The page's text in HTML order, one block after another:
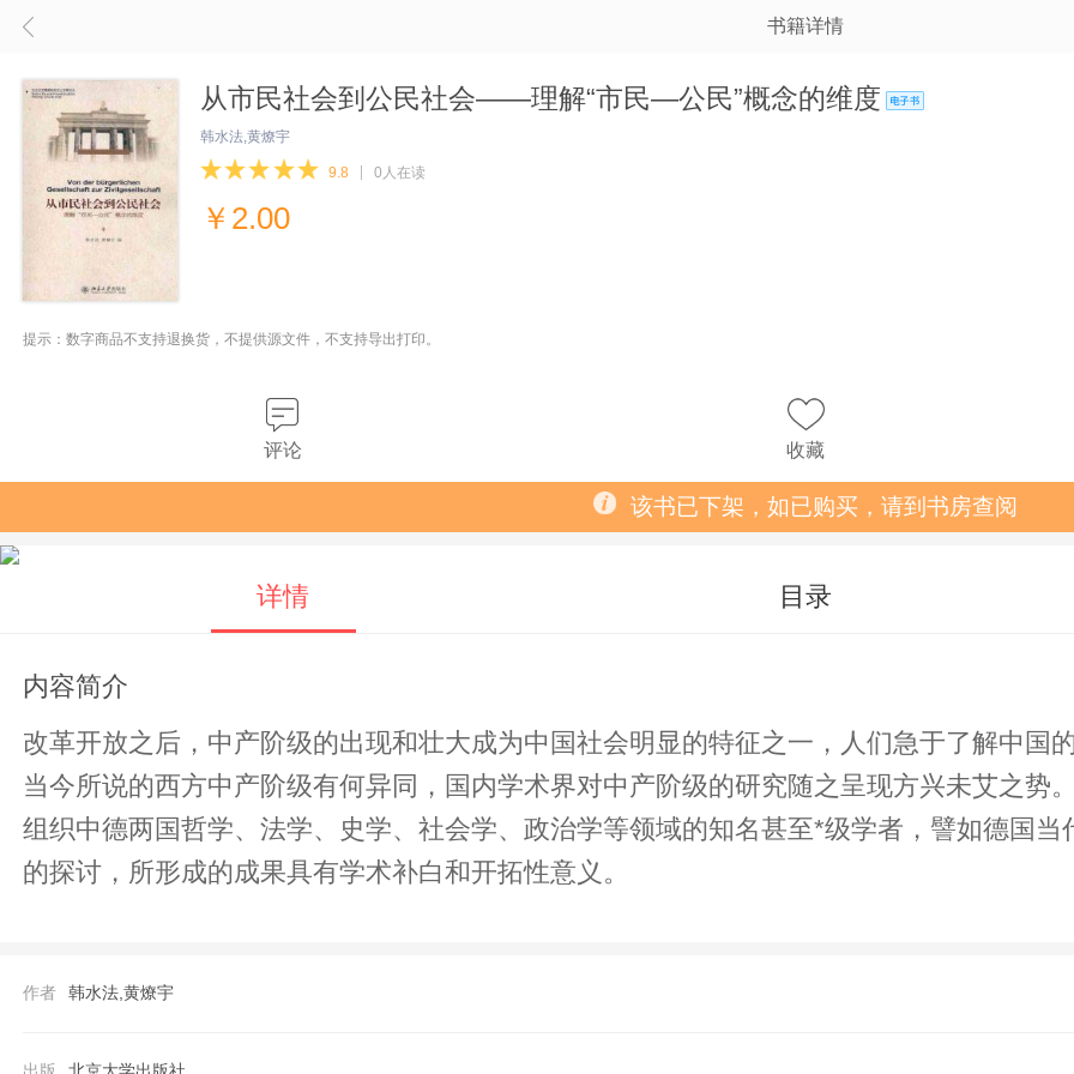
书籍详情
从市民社会到公民社会——理解“市民—公民”概念的维度
韩水法,黄燎宇
9.8 0人在读
￥ 2.00
提示：数字商品不支持退换货，不提供源文件，不支持导出打印。
评论 收藏
该书已下架，如已购买，请到书房查阅
详情 目录
内容简介
改革开放之后，中产阶级的出现和壮大成为中国社会明显的特征之一，人们急于了解中国
当今所说的西方中产阶级有何异同，国内学术界对中产阶级的研究随之呈现方兴未艾之势
组织中德两国哲学、法学、史学、社会学、政治学等领域的知名甚至*级学者，譬如德国
的探讨，所形成的成果具有学术补白和开拓性意义。
作者 韩水法,黄燎宇